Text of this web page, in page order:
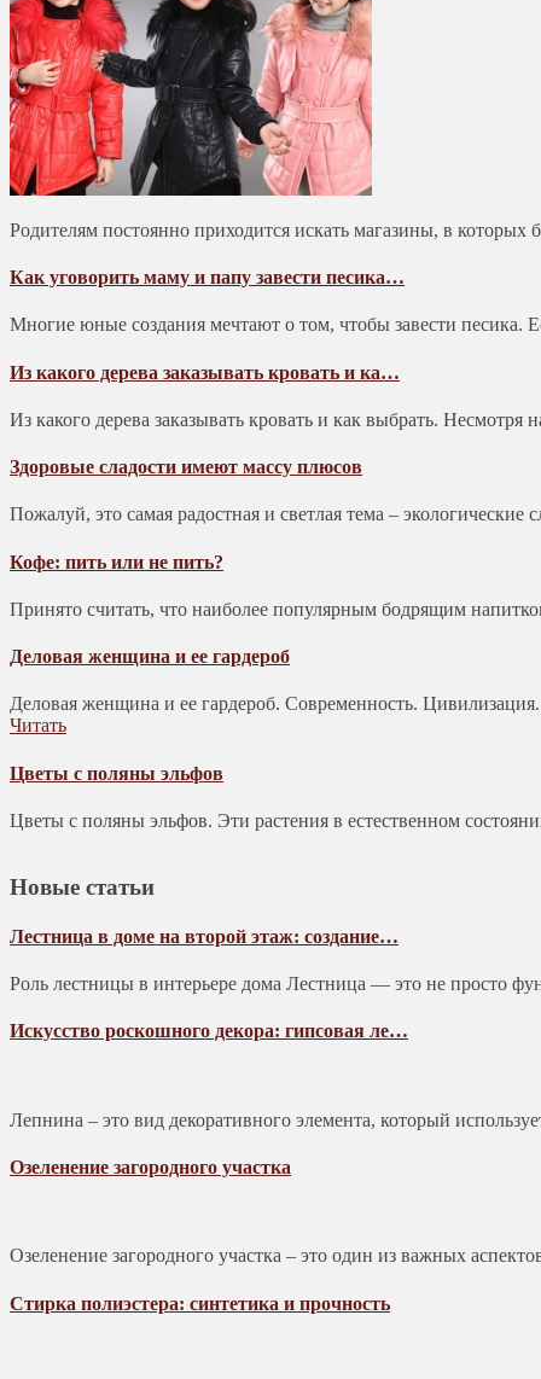
Родителям постоянно приходится искать магазины, в
Как уговорить маму и папу завести песика…
Многие юные создания мечтают о том, чтобы завести песика.
Из какого дерева заказывать кровать и ка…
Из какого дерева заказывать кровать и как выбрать.
Здоровые сладости имеют массу плюсов
Пожалуй, это самая радостная и светлая тема –
Кофе: пить или не пить?
Принято считать, что наиболее популярным бодрящим
Деловая женщина и ее гардероб
Деловая женщина и ее гардероб. Современность.
Читать
Цветы с поляны эльфов
Цветы с поляны эльфов. Эти растения в естественном
Новые статьи
Лестница в доме на второй этаж: создание…
Роль лестницы в интерьере дома Лестница — это не просто
Искусство роскошного декора: гипсовая ле…
Лепнина – это вид декоративного элемента, который
Озеленение загородного участка
Озеленение загородного участка – это один из важных
Стирка полиэстера: синтетика и прочность